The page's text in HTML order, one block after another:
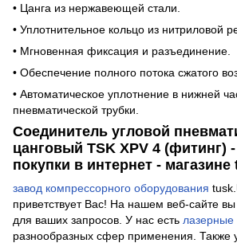
• Цанга из нержавеющей стали.
• Уплотнительное кольцо из нитриловой
• Мгновенная фиксация и разъединение.
• Обеспечение полного потока сжатого
• Автоматическое уплотнение в нижней
пневматической трубки.
Соединитель угловой
цанговый TSK XPV 4 (фитинг)
покупки в интернет - магазине
завод компрессорного оборудования
приветствует Вас! На нашем веб-сайте
для ваших запросов. У нас есть
разнообразных сфер применения. Также